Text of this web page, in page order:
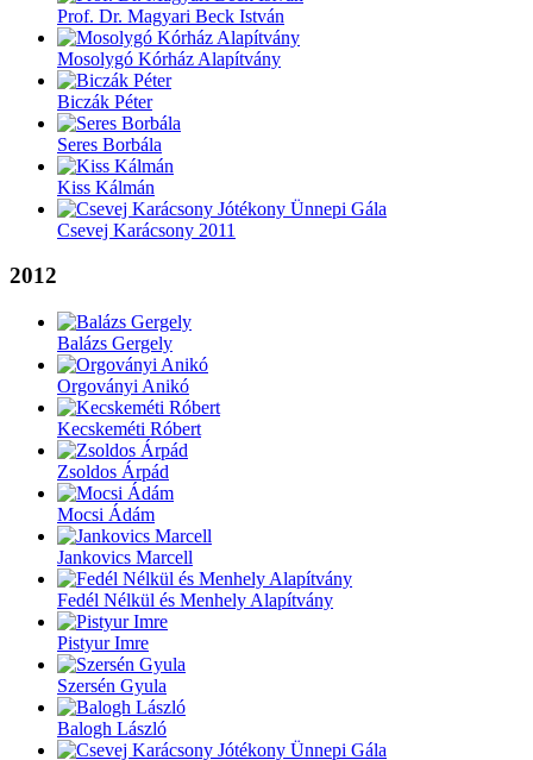
Prof. Dr. Magyari Beck István
Mosolygó Kórház Alapítvány
Biczák Péter
Seres Borbála
Kiss Kálmán
Csevej Karácsony 2011
2012
Balázs Gergely
Orgoványi Anikó
Kecskeméti Róbert
Zsoldos Árpád
Mocsi Ádám
Jankovics Marcell
Fedél Nélkül és Menhely Alapítvány
Pistyur Imre
Szersén Gyula
Balogh László